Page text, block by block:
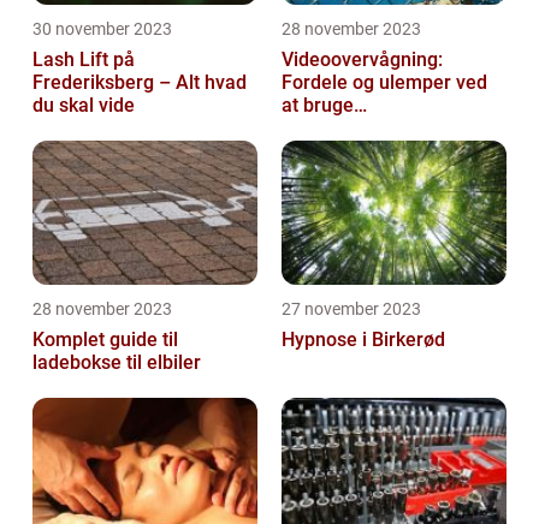
30 november 2023
Lash Lift på
Frederiksberg – Alt hvad
du skal vide
28 november 2023
Videoovervågning:
Fordele og ulemper ved
at bruge
28 november 2023
Komplet guide til
ladebokse til elbiler
27 november 2023
Hypnose i Birkerød